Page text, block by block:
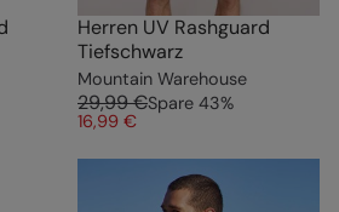
Herren UV Rashguard
Tiefschwarz
Mountain Warehouse
29,99 €Spare 43%
16,99 €